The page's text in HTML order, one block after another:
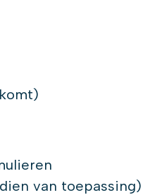
van toepassing)